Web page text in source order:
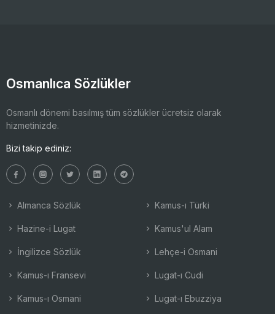
Osmanlıca Sözlükler
Osmanlı dönemi basılmış tüm sözlükler ücretsiz olarak
hizmetinizde.
Bizi takip ediniz:
Almanca Sözlük
Hazine-i Lugat
İngilizce Sözlük
Kamus-ı Fransevi
Kamus-ı Osmani
Kamus-ı Türki
Kamus'ul Alam
Lehçe-i Osmani
Lugat-ı Cudi
Lugat-ı Ebuzziya